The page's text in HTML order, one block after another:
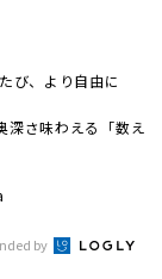
び、より自由に
さ味わえる「数え
by